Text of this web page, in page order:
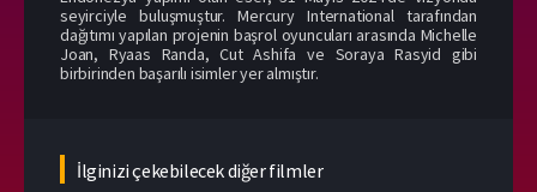
seyirciyle buluşmuştur. Mercury International tarafından
dağıtımı yapılan projenin başrol oyuncuları arasında Michelle
Joan, Ryaas Randa, Cut Ashifa ve Soraya Rasyid gibi
birbirinden başarılı isimler yer almıştır.
İlginizi çekebilecek diğer filmler